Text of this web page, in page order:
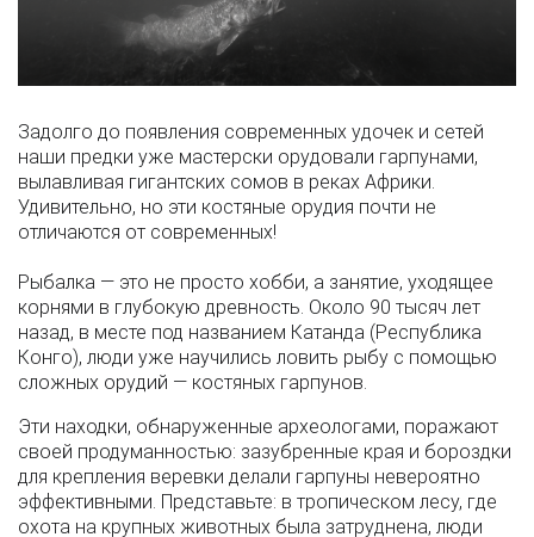
Задолго до появления современных удочек и сетей
наши предки уже мастерски орудовали гарпунами,
вылавливая гигантских сомов в реках Африки.
Удивительно, но эти костяные орудия почти не
отличаются от современных!
Рыбалка — это не просто хобби, а занятие, уходящее
корнями в глубокую древность. Около 90 тысяч лет
назад, в месте под названием Катанда (Республика
Конго), люди уже научились ловить рыбу с помощью
сложных орудий — костяных гарпунов.
Эти находки, обнаруженные археологами, поражают
своей продуманностью: зазубренные края и бороздки
для крепления веревки делали гарпуны невероятно
эффективными. Представьте: в тропическом лесу, где
охота на крупных животных была затруднена, люди